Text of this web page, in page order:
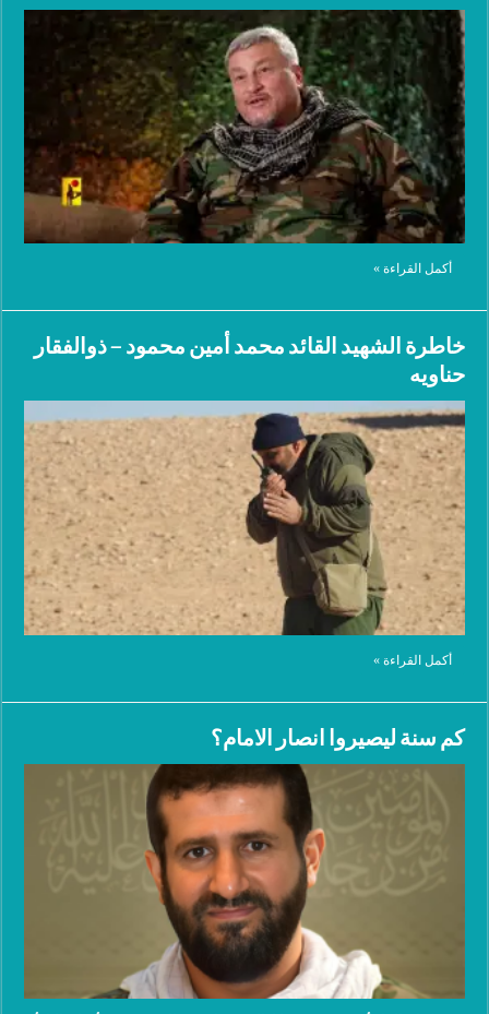
أكمل القراءة »
خاطرة الشهيد القائد محمد أمين محمود – ذوالفقار
حناويه
أكمل القراءة »
كم سنة ليصيروا انصار الامام؟